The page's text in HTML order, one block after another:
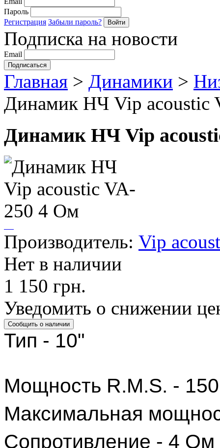
Пароль
Регистрация Забыли пароль?
Подписка на новости
Email
Главная > Динамики >
Динамик НЧ Vip acoustic
Динамик НЧ Vip
Производитель: Vip
Нет в наличии
1 150 грн.
Уведомить о снижении
Тип - 10"
Мощность R.M.S. -
Максимальная
Сопротивление - 4 Ом